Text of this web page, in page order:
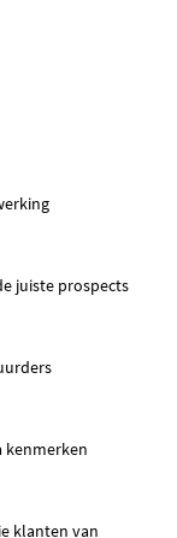
juiste prospects
kenmerken
klanten van